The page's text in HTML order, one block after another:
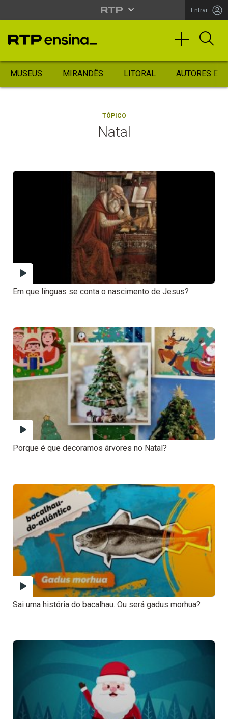
Entrar
MUSEUS MIRANDÊS LITORAL AUTORES
TÓPICO
Natal
Em que línguas se conta o nascimento de Jesus?
Porque é que decoramos árvores no Natal?
Sai uma história do bacalhau. Ou será gadus morhua?